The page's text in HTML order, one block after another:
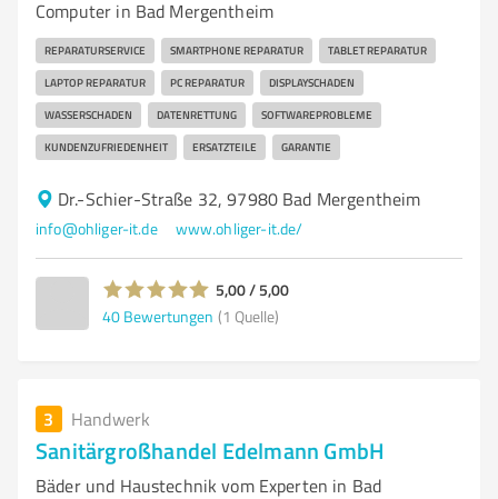
Computer in Bad Mergentheim
REPARATURSERVICE SMARTPHONE REPARATUR TABLET REPARATUR
LAPTOP REPARATUR PC REPARATUR DISPLAYSCHADEN
WASSERSCHADEN DATENRETTUNG SOFTWAREPROBLEME
KUNDENZUFRIEDENHEIT ERSATZTEILE GARANTIE
Dr.-Schier-Straße 32, 97980 Bad Mergentheim
info@ohliger-it.de www.ohliger-it.de/
5,00 / 5,00
40 Bewertungen (1 Quelle)
3 Handwerk
Sanitärgroßhandel Edelmann GmbH
Bäder und Haustechnik vom Experten in Bad